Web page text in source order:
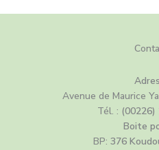
C
Avenue de Maurice
Tél. : (00226)
Boite
BP: 376